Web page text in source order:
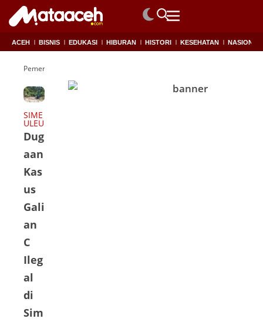
ACEH BISNIS EDUKASI HIBURAN HISTORI KESEHATAN NASIONAL
Pemerintah Kabupaten Simeulue
SIME
ULEU
Dug
aan
Kas
us
Gali
an
C
Ileg
al
di
Sim